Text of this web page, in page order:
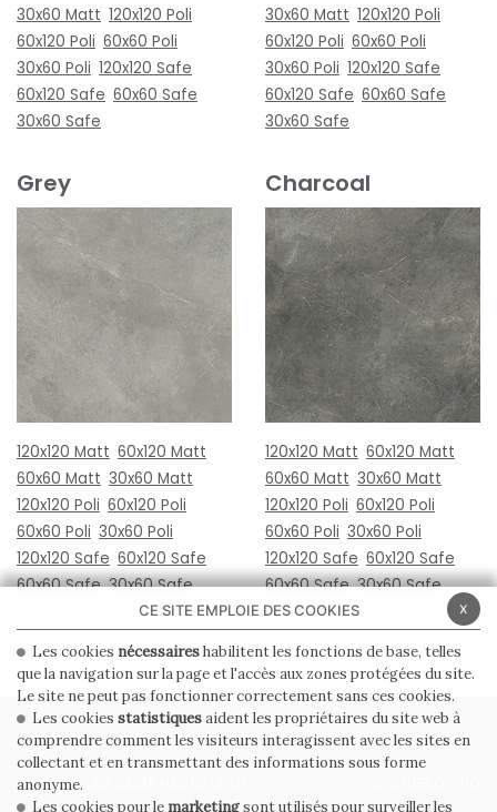
30x60 Matt 120x120 Poli
60x120 Poli 60x60 Poli
30x60 Poli 120x120 Safe
60x120 Safe 60x60 Safe
30x60 Safe
30x60 Matt 120x120 Poli
60x120 Poli 60x60 Poli
30x60 Poli 120x120 Safe
60x120 Safe 60x60 Safe
30x60 Safe
Grey
120x120 Matt 60x120 Matt
60x60 Matt 30x60 Matt
120x120 Poli 60x120 Poli
60x60 Poli 30x60 Poli
120x120 Safe 60x120 Safe
60x60 Safe 30x60 Safe
Charcoal
120x120 Matt 60x120 Matt
60x60 Matt 30x60 Matt
120x120 Poli 60x120 Poli
60x60 Poli 30x60 Poli
120x120 Safe 60x120 Safe
60x60 Safe 30x60 Safe
PRIVACY POLICY COOKIE POLICY
CONDITIONS GÉNÉRALES DE VENTE
x
CE SITE EMPLOIE DES COOKIES
Les cookies nécessaireshabilitent les fonctions de base, telles
que la navigation sur la page et l'accès aux zones protégées du site.
Le site ne peut pas fonctionner correctement sans ces cookies.
Les cookies statistiquesaident les propriétaires du site web à
comprendre comment les visiteurs interagissent avec les sites en
collectant et en transmettant des informations sous forme
anonyme.
Les cookies pour le marketingsont utilisés pour surveiller les